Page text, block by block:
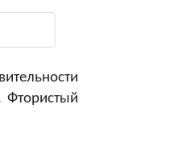
Фтористый